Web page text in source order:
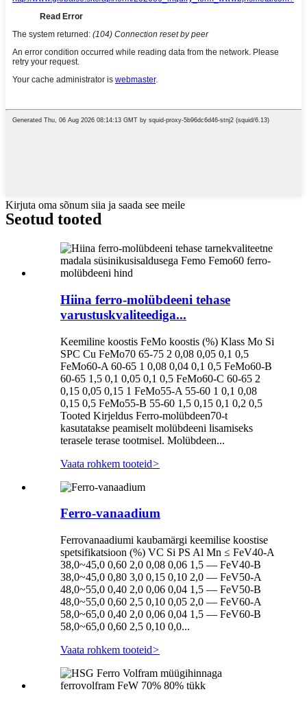
Kirjuta oma sõnum siia ja saada see meile
Seotud tooted
Hiina ferro-molübdeeni tehase
varustuskvaliteediga...
Keemiline koostis FeMo koostis (%) Klass Mo Si
SPC Cu FeMo70 65-75 2 0,08 0,05 0,1 0,5
FeMo60-A 60-65 1 0,08 0,04 0,1 0,5 FeMo60-B
60-65 1,5 0,1 0,05 0,1 0,5 FeMo60-C 60-65 2
0,15 0,05 0,15 1 FeMo55-A 55-60 1 0,1 0,08
0,15 0,5 FeMo55-B 55-60 1,5 0,15 0,1 0,2 0,5
Tooted Kirjeldus Ferro-molübdeen70-t
kasutatakse peamiselt molübdeeni lisamiseks
terasele terase tootmisel. Molübdeen...
Vaata rohkem tooteid>
Ferro-vanaadium
Ferrovanaadiumi kaubamärgi keemilise koostise
spetsifikatsioon (%) VC Si PS Al Mn ≤ FeV40-A
38,0~45,0 0,60 2,0 0,08 0,06 1,5 — FeV40-B
38,0~45,0 0,80 3,0 0,15 0,10 2,0 — FeV50-A
48,0~55,0 0,40 2,0 0,06 0,04 1,5 — FeV50-B
48,0~55,0 0,60 2,5 0,10 0,05 2,0 — FeV60-A
58,0~65,0 0,40 2,0 0,06 0,04 1,5 — FeV60-B
58,0~65,0 0,60 2,5 0,10 0,0...
Vaata rohkem tooteid>